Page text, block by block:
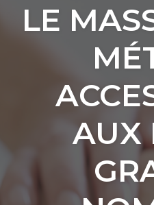
LE
AUX